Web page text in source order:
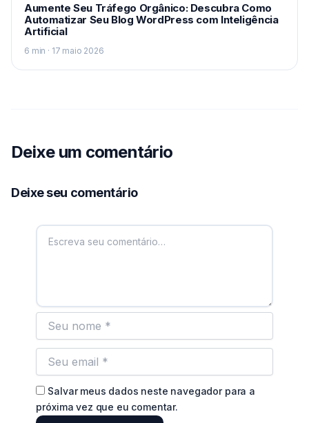
Aumente Seu Tráfego Orgânico: Descubra Como
Automatizar Seu Blog WordPress com Inteligência
Artificial
6 min · 17 maio 2026
Deixe um comentário
Deixe seu comentário
Salvar meus dados neste navegador para a
próxima vez que eu comentar.